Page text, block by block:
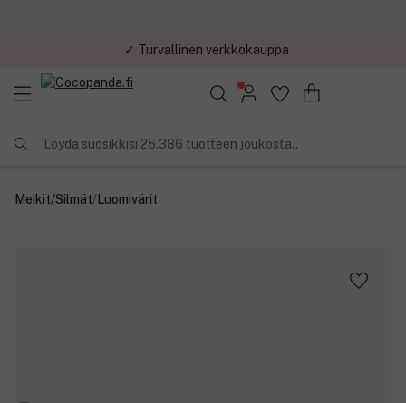
✓ Turvallinen verkkokauppa
✓ Kilpailukykyiset hinnat
Löydä suosikkisi 25.386 tuotteen joukosta..
Meikit/Silmät/Luomivärit